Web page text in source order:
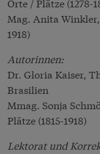
Mag. Anita
1918)
Autorinnen:
Dr. Gloria Kaiser,
Brasilien
Mmag. Sonja
Plätze (1815-1918)
Lektorat und